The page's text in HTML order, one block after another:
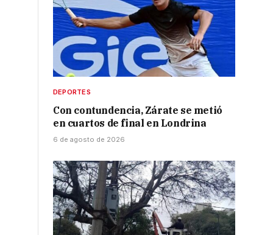
DEPORTES
Con contundencia, Zárate se metió
en cuartos de final en Londrina
6 de agosto de 2026